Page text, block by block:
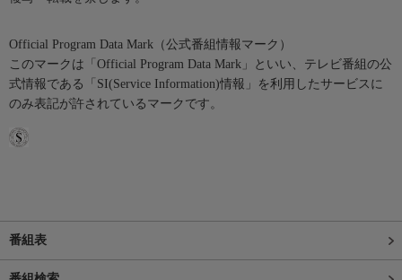
Official Program Data Mark（公式番組情報マーク）
このマークは「Official Program Data Mark」といい、テレビ番組の公
式情報である「SI(Service Information)情報」を利用したサービスに
のみ表記が許されているマークです。
番組表